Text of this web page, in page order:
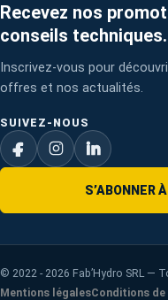
Recevez nos
conseils techniques.
Inscrivez-vous pour
offres et nos actualités.
SUIVEZ-NOUS
S’ABONNER
© 2022 - 2026 Fab’Hydro SRL —
Mentions légalesConditions de